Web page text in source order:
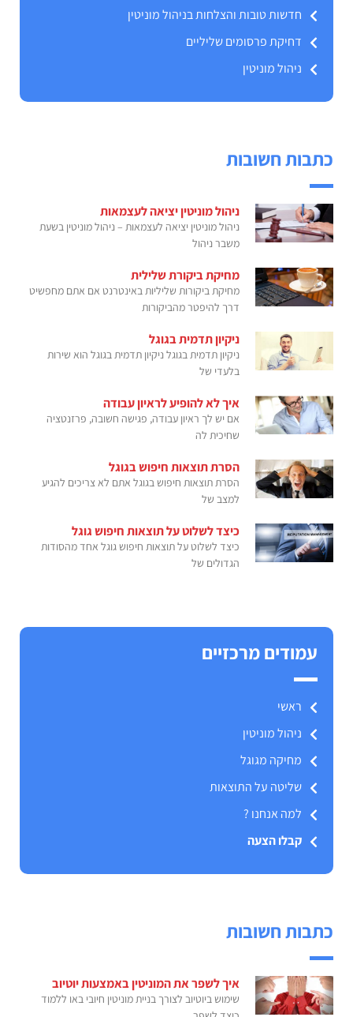
חדשות טובות והצלחות בניהול מוניטין
דחיקת פרסומים שליליים
ניהול מוניטין
כתבות חשובות
ניהול מוניטין יציאה לעצמאות
ניהול מוניטין יציאה לעצמאות – ניהול מוניטין בשעת
משבר ניהול
מחיקת ביקורת שלילית
מחיקת ביקורות שליליות באינטרנט אם אתם מחפשיט
דרך להיפטר מהביקורות
ניקיון תדמית בגוגל
ניקיון תדמית בגוגל ניקיון תדמית בגוגל הוא שירות
בלעדי של
איך לא להופיע לראיון עבודה
אם יש לך ראיון עבודה, פגישה חשובה, פרזנטציה
שחיכית לה
הסרת תוצאות חיפוש בגוגל
הסרת תוצאות חיפוש בגוגל אתם לא צריכים להגיע
למצב של
כיצד לשלוט על תוצאות חיפוש גוגל
כיצד לשלוט על תוצאות חיפוש גוגל אחד מהסודות
הגדולים של
עמודים מרכזיים
ראשי
ניהול מוניטין
מחיקה מגוגל
שליטה על התוצאות
למה אנחנו ?
קבלו הצעה
כתבות חשובות
איך לשפר את המוניטין באמצעות יוטיוב
שימוש ביוטיוב לצורך בניית מוניטין חיובי באו ללמוד